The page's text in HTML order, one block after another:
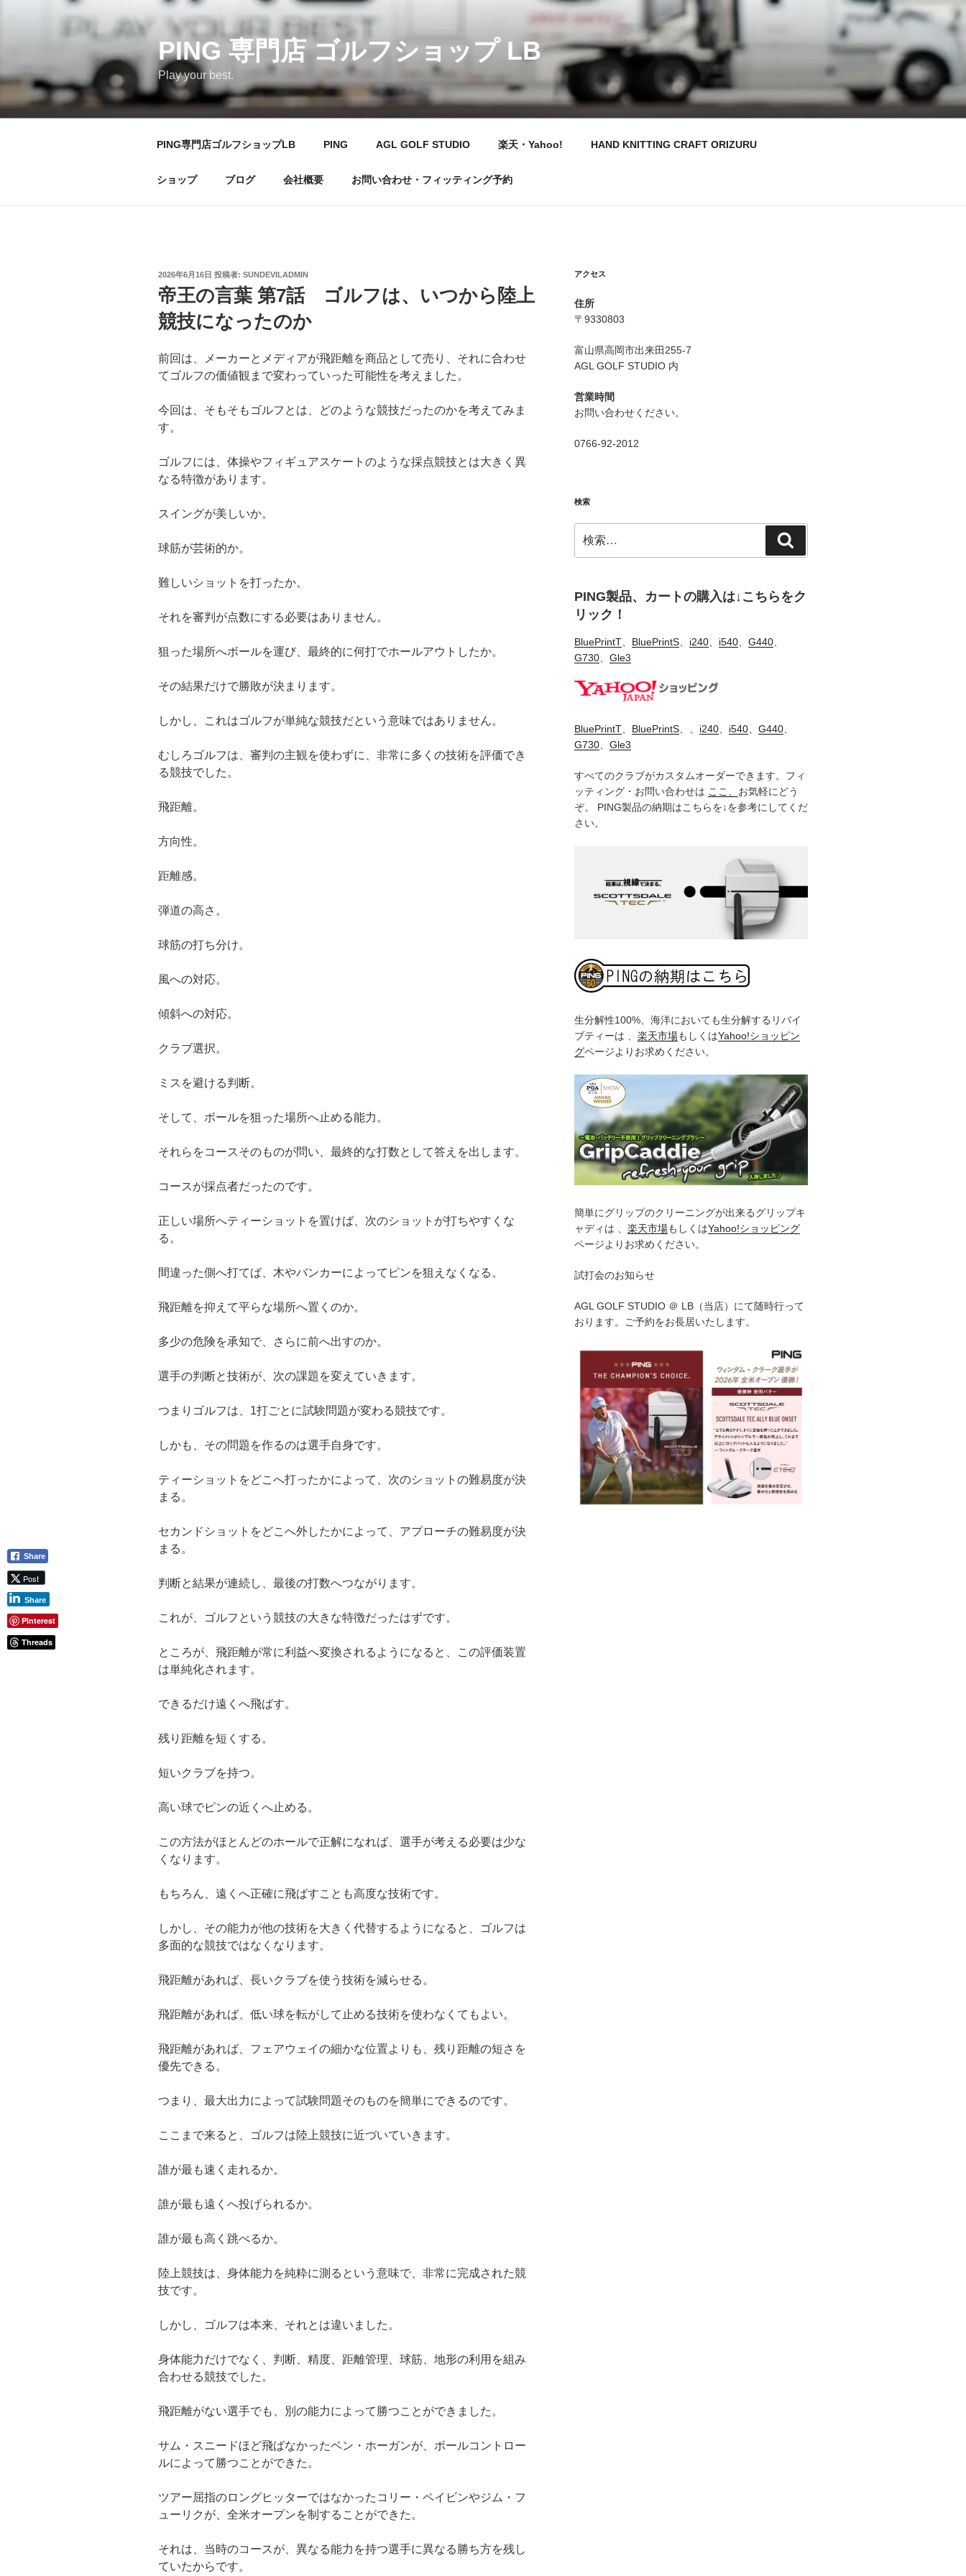
ツ
ス
PING 専門店 ゴルフショップ LB
Play your best.
PING専門店ゴルフショップLB PING AGL GOLF STUDIO 楽天・Yahoo! HAND KNITTING CRAFT ORIZURU
ショップ ブログ 会社概要 お問い合わせ・フィッティング予約
投
稿
日:
2026年6月16日 投稿者: SUNDEVILADMIN
帝王の言葉 第7話 ゴルフは、いつから陸上
競技になったのか
前回は、メーカーとメディアが飛距離を商品として売り、それに合わせ
てゴルフの価値観まで変わっていった可能性を考えました。
今回は、そもそもゴルフとは、どのような競技だったのかを考えてみま
す。
ゴルフには、体操やフィギュアスケートのような採点競技とは大きく異
なる特徴があります。
スイングが美しいか。
球筋が芸術的か。
難しいショットを打ったか。
それを審判が点数にする必要はありません。
狙った場所へボールを運び、最終的に何打でホールアウトしたか。
その結果だけで勝敗が決まります。
しかし、これはゴルフが単純な競技だという意味ではありません。
むしろゴルフは、審判の主観を使わずに、非常に多くの技術を評価でき
る競技でした。
飛距離。
方向性。
距離感。
弾道の高さ。
球筋の打ち分け。
風への対応。
傾斜への対応。
クラブ選択。
ミスを避ける判断。
そして、ボールを狙った場所へ止める能力。
それらをコースそのものが問い、最終的な打数として答えを出します。
コースが採点者だったのです。
正しい場所へティーショットを置けば、次のショットが打ちやすくな
る。
間違った側へ打てば、木やバンカーによってピンを狙えなくなる。
飛距離を抑えて平らな場所へ置くのか。
多少の危険を承知で、さらに前へ出すのか。
選手の判断と技術が、次の課題を変えていきます。
つまりゴルフは、1打ごとに試験問題が変わる競技です。
しかも、その問題を作るのは選手自身です。
ティーショットをどこへ打ったかによって、次のショットの難易度が決
まる。
セカンドショットをどこへ外したかによって、アプローチの難易度が決
まる。
判断と結果が連続し、最後の打数へつながります。
これが、ゴルフという競技の大きな特徴だったはずです。
ところが、飛距離が常に利益へ変換されるようになると、この評価装置
は単純化されます。
できるだけ遠くへ飛ばす。
残り距離を短くする。
短いクラブを持つ。
高い球でピンの近くへ止める。
この方法がほとんどのホールで正解になれば、選手が考える必要は少な
くなります。
もちろん、遠くへ正確に飛ばすことも高度な技術です。
しかし、その能力が他の技術を大きく代替するようになると、ゴルフは
多面的な競技ではなくなります。
飛距離があれば、長いクラブを使う技術を減らせる。
飛距離があれば、低い球を転がして止める技術を使わなくてもよい。
飛距離があれば、フェアウェイの細かな位置よりも、残り距離の短さを
優先できる。
つまり、最大出力によって試験問題そのものを簡単にできるのです。
ここまで来ると、ゴルフは陸上競技に近づいていきます。
誰が最も速く走れるか。
誰が最も遠くへ投げられるか。
誰が最も高く跳べるか。
陸上競技は、身体能力を純粋に測るという意味で、非常に完成された競
技です。
しかし、ゴルフは本来、それとは違いました。
身体能力だけでなく、判断、精度、距離管理、球筋、地形の利用を組み
合わせる競技でした。
飛距離がない選手でも、別の能力によって勝つことができました。
サム・スニードほど飛ばなかったベン・ホーガンが、ボールコントロー
ルによって勝つことができた。
ツアー屈指のロングヒッターではなかったコリー・ペイビンやジム・フ
ューリクが、全米オープンを制することができた。
それは、当時のコースが、異なる能力を持つ選手に異なる勝ち方を残し
ていたからです。
アクセス
住所
〒9330803
富山県高岡市出来田255-7
AGL GOLF STUDIO 内
営業時間
お問い合わせください。
0766-92-2012
検索
索:
索
PING製品、カートの購入は↓こちらをク
リック！
BluePrintT、 BluePrintS、 i240、 i540、 G440、
G730、 Gle3
BluePrintT、 BluePrintS、、 i240、 i540、 G440、
G730、 Gle3
すべてのクラブがカスタムオーダーできます。フィ
ッティング・お問い合わせは ここ、 お気軽にどう
ぞ。 PING製品の納期はこちらを↓を参考にしてくだ
さい。
生分解性100%、海洋においても生分解するリバイ
ブティーは 、 楽天市場もしくはYahoo!ショッピン
グページよりお求めください。
簡単にグリップのクリーニングが出来るグリップキ
ャディは 、 楽天市場もしくはYahoo!ショッピング
ページよりお求めください。
試打会のお知らせ
AGL GOLF STUDIO ＠ LB（当店）にて随時行って
おります。ご予約をお長居いたします。
Share
Post
Share
Pinterest
Threads